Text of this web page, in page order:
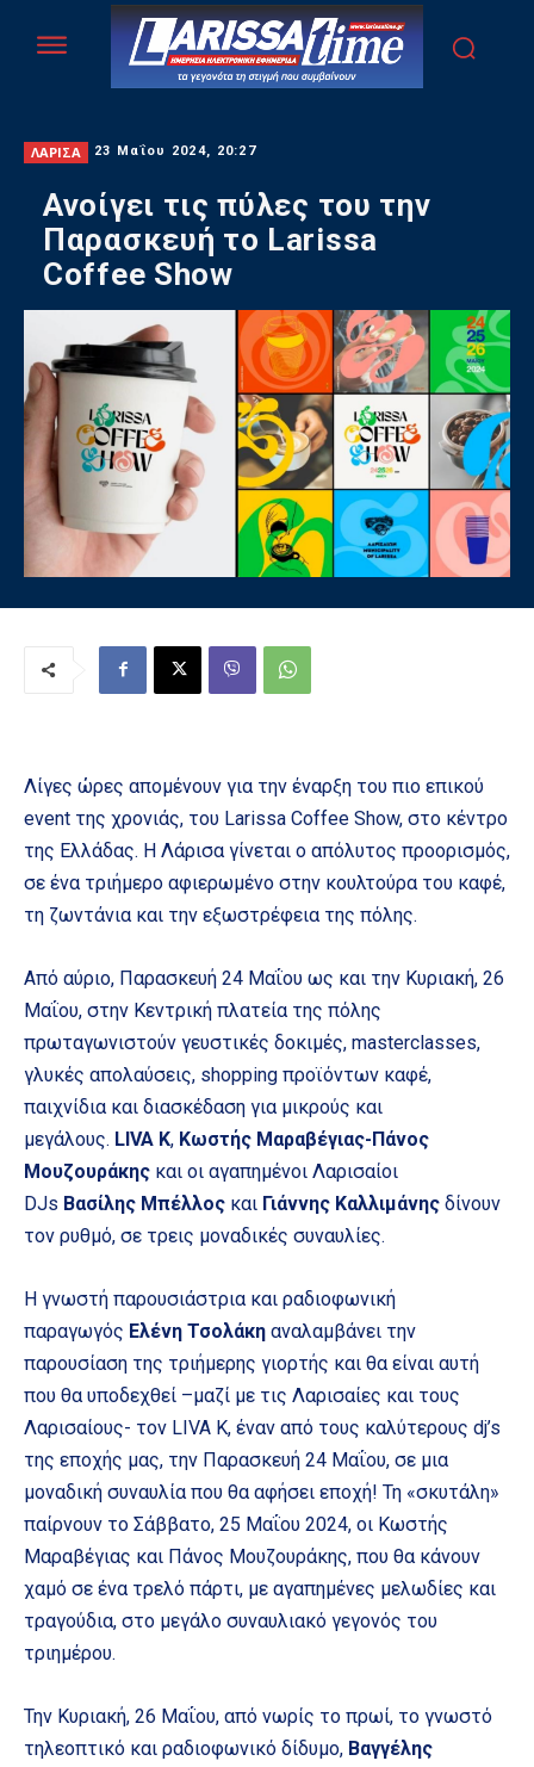
ΛΑΡΙΣΑ 23 Μαΐου 2024, 20:27
Ανοίγει τις πύλες του την
Παρασκευή το Larissa
Coffee Show
Λίγες ώρες απομένουν για την έναρξη του πιο επικού
event της χρονιάς, του Larissa Coffee Show, στο κέντρο
της Ελλάδας. Η Λάρισα γίνεται ο απόλυτος προορισμός,
σε ένα τριήμερο αφιερωμένο στην κουλτούρα του καφέ,
τη ζωντάνια και την εξωστρέφεια της πόλης.
Από αύριο, Παρασκευή 24 Μαΐου ως και την Κυριακή, 26
Μαΐου, στην Κεντρική πλατεία της πόλης
πρωταγωνιστούν γευστικές δοκιμές, masterclasses,
γλυκές απολαύσεις, shopping προϊόντων καφέ,
παιχνίδια και διασκέδαση για μικρούς και
μεγάλους. LIVA K, Κωστής Μαραβέγιας-Πάνος
Μουζουράκης και οι αγαπημένοι Λαρισαίοι
DJs Βασίλης Μπέλλος και Γιάννης Καλλιμάνης δίνουν
τον ρυθμό, σε τρεις μοναδικές συναυλίες.
Η γνωστή παρουσιάστρια και ραδιοφωνική
παραγωγός Ελένη Τσολάκη αναλαμβάνει την
παρουσίαση της τριήμερης γιορτής και θα είναι αυτή
που θα υποδεχθεί –μαζί με τις Λαρισαίες και τους
Λαρισαίους- τον LIVA K, έναν από τους καλύτερους dj’s
της εποχής μας, την Παρασκευή 24 Μαΐου, σε μια
μοναδική συναυλία που θα αφήσει εποχή! Τη «σκυτάλη»
παίρνουν το Σάββατο, 25 Μαΐου 2024, οι Κωστής
Μαραβέγιας και Πάνος Μουζουράκης, που θα κάνουν
χαμό σε ένα τρελό πάρτι, με αγαπημένες μελωδίες και
τραγούδια, στο μεγάλο συναυλιακό γεγονός του
τριημέρου.
Την Κυριακή, 26 Μαΐου, από νωρίς το πρωί, το γνωστό
τηλεοπτικό και ραδιοφωνικό δίδυμο, Βαγγέλης